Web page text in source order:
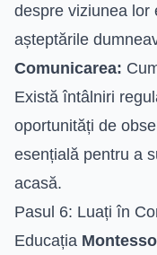
despre viziunea lor
așteptările
Comunicarea:
Există întâlniri
oportunități de
esențială pentru a
acasă.
Pasul 6: Luați în
Educația